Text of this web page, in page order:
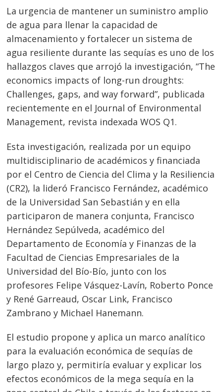
La urgencia de mantener un suministro amplio
de agua para llenar la capacidad de
almacenamiento y fortalecer un sistema de
agua resiliente durante las sequías es uno de los
hallazgos claves que arrojó la investigación, “The
economics impacts of long-run droughts:
Challenges, gaps, and way forward”, publicada
recientemente en el Journal of Environmental
Management, revista indexada WOS Q1.
Esta investigación, realizada por un equipo
multidisciplinario de académicos y financiada
por el Centro de Ciencia del Clima y la Resiliencia
(CR2), la lideró Francisco Fernández, académico
de la Universidad San Sebastián y en ella
participaron de manera conjunta, Francisco
Hernández Sepúlveda, académico del
Departamento de Economía y Finanzas de la
Facultad de Ciencias Empresariales de la
Universidad del Bío-Bío, junto con los
profesores Felipe Vásquez-Lavín, Roberto Ponce
y René Garreaud, Oscar Link, Francisco
Zambrano y Michael Hanemann.
El estudio propone y aplica un marco analítico
para la evaluación económica de sequías de
largo plazo y, permitiría evaluar y explicar los
efectos económicos de la mega sequía en la